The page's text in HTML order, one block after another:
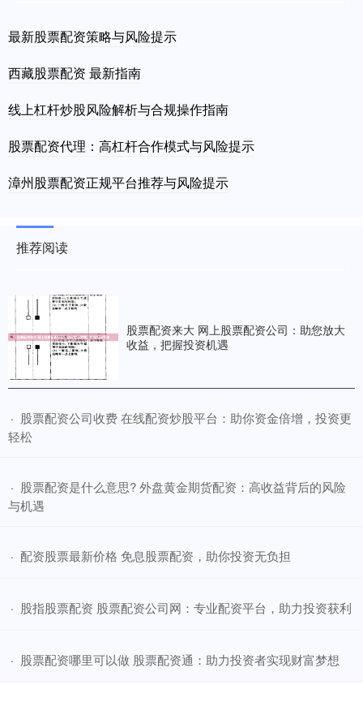
最新股票配资策略与风险提示
西藏股票配资 最新指南
线上杠杆炒股风险解析与合规操作指南
股票配资代理：高杠杆合作模式与风险提示
漳州股票配资正规平台推荐与风险提示
推荐阅读
股票配资来大 网上股票配资公司：助您放大
收益，把握投资机遇
· ​股票配资公司收费 在线配资炒股平台：助你资金倍增，投资更
轻松
· ​股票配资是什么意思? 外盘黄金期货配资：高收益背后的风险
与机遇
· ​配资股票最新价格 免息股票配资，助你投资无负担
· ​股指股票配资 股票配资公司网：专业配资平台，助力投资获利
· ​股票配资哪里可以做 股票配资通：助力投资者实现财富梦想